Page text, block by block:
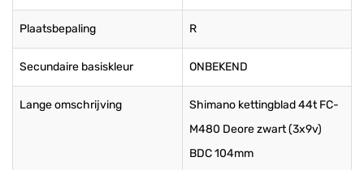
Plaatsbepaling R
Secundaire basiskleur ONBEKEND
Lange omschrijving
Shimano kettingblad 44t FC-
M480 Deore zwart (3x9v)
BDC 104mm